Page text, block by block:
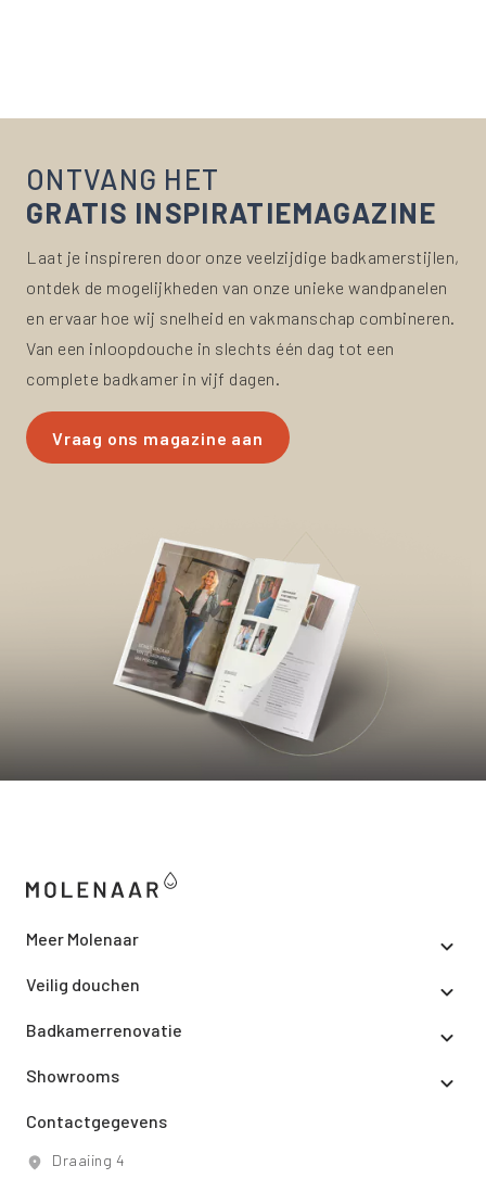
ONTVANG HET
GRATIS INSPIRATIEMAGAZINE
Laat je inspireren door onze veelzijdige badkamerstijlen,
ontdek de mogelijkheden van onze unieke wandpanelen
en ervaar hoe wij snelheid en vakmanschap combineren.
Van een inloopdouche in slechts één dag tot een
complete badkamer in vijf dagen.
Vraag ons magazine aan
Meer Molenaar
Veilig douchen
Badkamerrenovatie
Showrooms
Contactgegevens
Draaiing 4